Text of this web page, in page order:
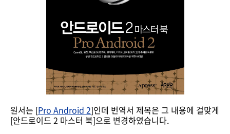
원서는 [Pro Android 2]인데 번역서 제목은 그 내용에 걸맞게
[안드로이드 2 마스터 북]으로 변경하였습니다.